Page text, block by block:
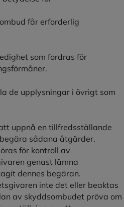
får erforderlig
som fordras för
de upplysningar i övrigt som
uppnå en tillfredsställande
sådana åtgärder.
för kontroll av
genast lämna
dennes begäran.
inte det eller beaktas
av skyddsombudet pröva om